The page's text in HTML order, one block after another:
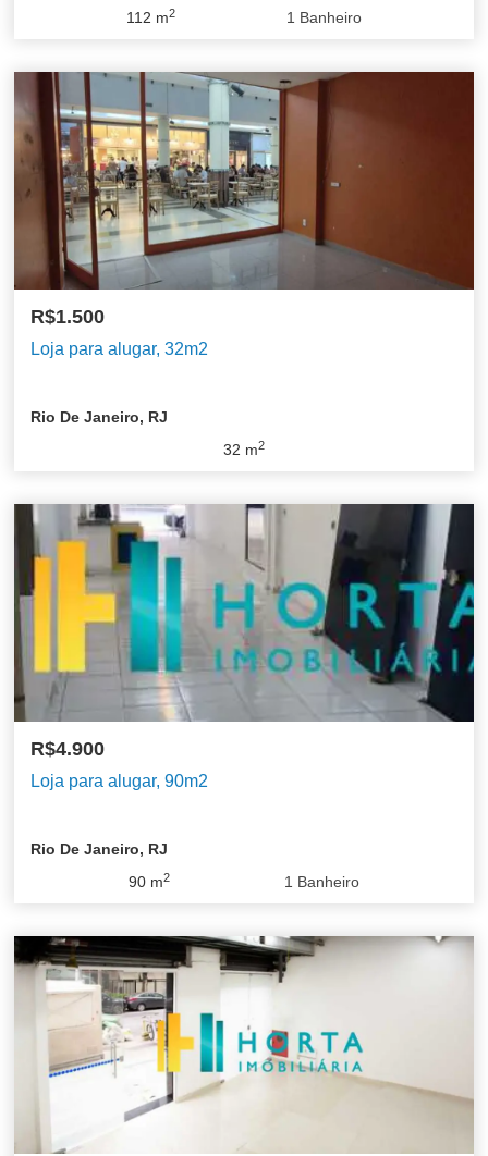
112 m2 1 Banheiro
R$1.500
Loja para alugar, 32m2
Rio De Janeiro, RJ
32 m2
R$4.900
Loja para alugar, 90m2
Rio De Janeiro, RJ
90 m2 1 Banheiro